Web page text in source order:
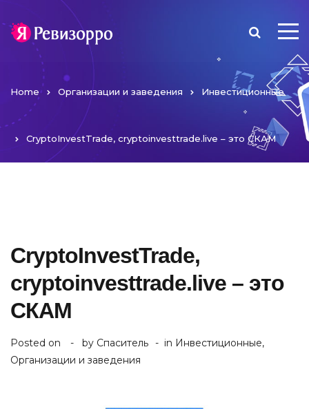
Home Организации и заведения Инвестиционные
CryptoInvestTrade, cryptoinvesttrade.live – это СКАМ
CryptoInvestTrade,
cryptoinvesttrade.live – это
СКАМ
Posted on by Спаситель in Инвестиционные,
Организации и заведения